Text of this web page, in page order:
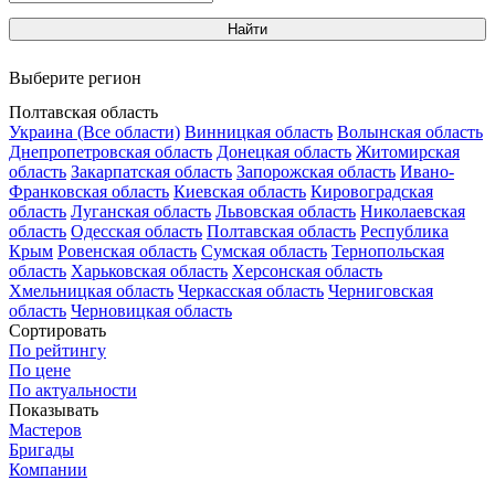
Найти
Выберите регион
Полтавская область
Украина (Все области) Винницкая область Волынская область
Днепропетровская область Донецкая область Житомирская
область Закарпатская область Запорожская область Ивано-
Франковская область Киевская область Кировоградская
область Луганская область Львовская область Николаевская
область Одесская область Полтавская область Республика
Крым Ровенская область Сумская область Тернопольская
область Харьковская область Херсонская область
Хмельницкая область Черкасская область Черниговская
область Черновицкая область
Сортировать
По рейтингу
По цене
По актуальности
Показывать
Мастеров
Бригады
Компании